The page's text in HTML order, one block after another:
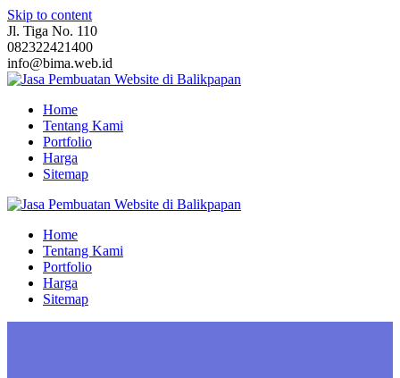
Skip to content
Jl. Tiga No. 110
082322421400
info@bima.web.id
Home
Tentang Kami
Portfolio
Harga
Sitemap
Home
Tentang Kami
Portfolio
Harga
Sitemap